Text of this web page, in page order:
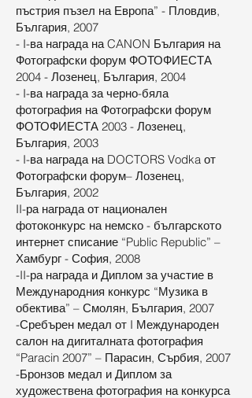
пъстрия пъзел на Европа” - Пловдив,
България, 2007
- I-ва награда на CANON България на
Фотографски форум ФОТОФИЕСТА
2004 - Лозенец, България, 2004
- I-ва награда за черно-бяла
фотография на Фотографски форум
ФОТОФИЕСТА 2003 - Лозенец,
България, 2003
- I-ва награда на DOCTORS Vodka от
Фотографски форум– Лозенец,
България, 2002
II-ра награда от национален
фотоконкурс на немско - българското
интернет списание “Public Republic” –
Хамбург - София, 2008
-II-ра награда и Диплом за участие в
Международния конкурс “Музика в
обектива” – Смолян, България, 2007
-Сребърен медал от I Международен
салон на дигиталната фотография
“Paracin 2007” – Парасин, Сърбия, 2007
-Бронзов медал и Диплом за
художествена фотография на конкурса